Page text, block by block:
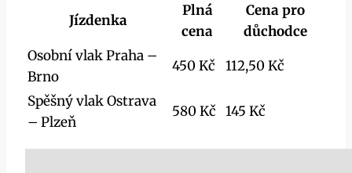
Jízdenka
Plná
cena
Cena pro
důchodce
Osobní vlak Praha –
Brno
450 Kč 112,50 Kč
Spěšný vlak Ostrava
– Plzeň
580 Kč 145 Kč